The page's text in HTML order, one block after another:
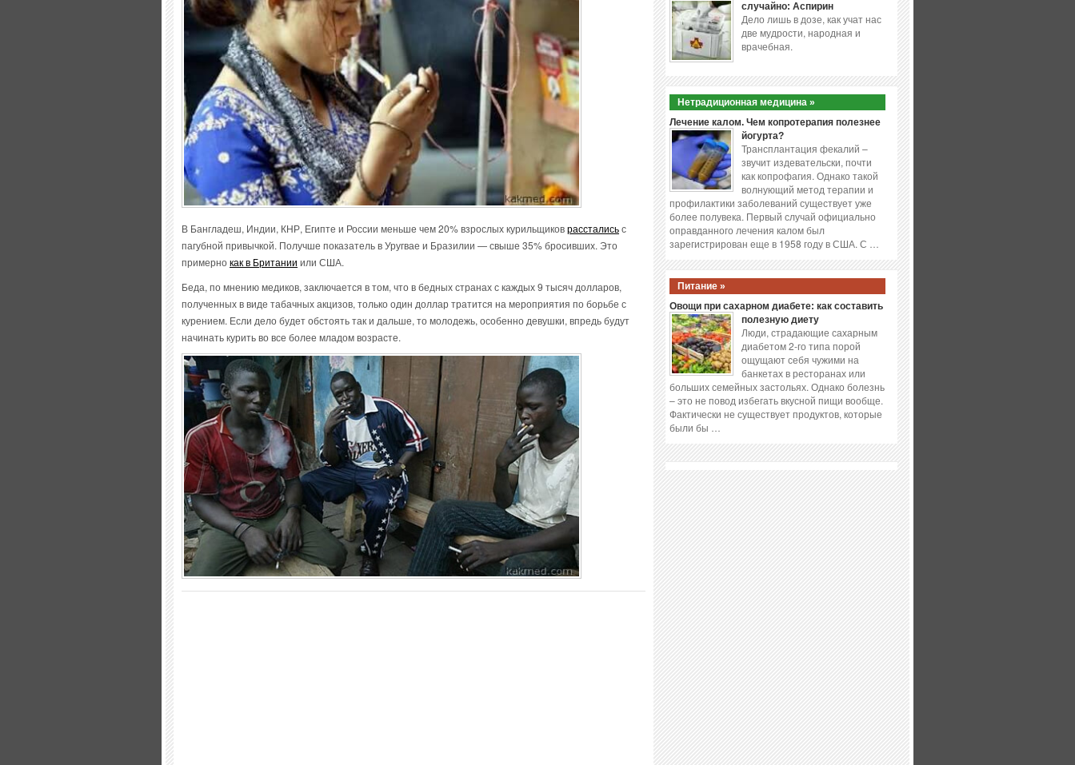
В Бангладеш, Индии, КНР, Египте и России меньше чем 20% взрослых курильщиковрассталисьс
пагубной привычкой. Получше показатель в Уругвае и Бразилии — свыше 35% бросивших. Это
примернокак в Британии или США.
Беда, по мнению медиков, заключается в том, что в бедных странах с каждых 9 тысяч долларов,
полученных в виде табачных акцизов, только один доллар тратится на мероприятия по борьбе с
курением. Если дело будет обстоять так и дальше, то молодежь, особенно девушки, впредь будут
начинать курить во все более младом возрасте.
случайно: Аспирин
Дело лишь в дозе, как учат нас
две мудрости, народная и
врачебная.
Нетрадиционная медицина »
Лечение калом. Чем копротерапия полезнее
йогурта?
Трансплантация фекалий –
звучит издевательски, почти
как копрофагия. Однако такой
волнующий метод терапии и
профилактики заболеваний существует уже
более полувека. Первый случай официально
оправданного лечения калом был
зарегистрирован еще в 1958 году в США. С …
Питание »
Овощи при сахарном диабете: как составить
полезную диету
Люди, страдающие сахарным
диабетом 2-го типа порой
ощущают себя чужими на
банкетах в ресторанах или
больших семейных застольях. Однако болезнь
– это не повод избегать вкусной пищи вообще.
Фактически не существует продуктов, которые
были бы …